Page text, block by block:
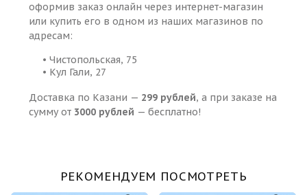
оформив заказ онлайн через интернет-магазин
или купить его в одном из наших магазинов по
адресам:
• Чистопольская, 75
• Кул Гали, 27
Доставка по Казани — 299 рублей, а при заказе на
сумму от 3000 рублей — бесплатно!
РЕКОМЕНДУЕМ ПОСМОТРЕТЬ